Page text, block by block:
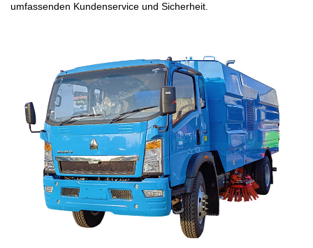
umfassenden Kundenservice und Sicherheit.